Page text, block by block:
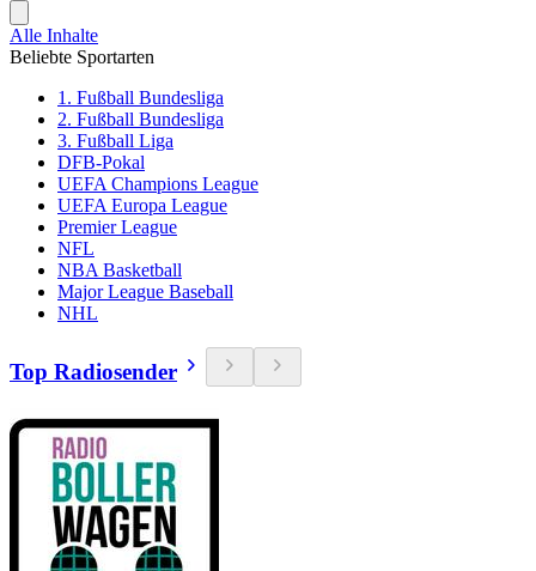
Alle Inhalte
Beliebte Sportarten
1. Fußball Bundesliga
2. Fußball Bundesliga
3. Fußball Liga
DFB-Pokal
UEFA Champions League
UEFA Europa League
Premier League
NFL
NBA Basketball
Major League Baseball
NHL
Top Radiosender